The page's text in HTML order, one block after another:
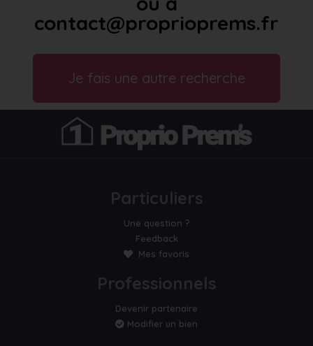
contact@proprioprems.fr
Je fais une autre recherche
Particuliers
Une question ?
Feedback
Mes favoris
Professionnels
Devenir partenaire
Modifier un bien